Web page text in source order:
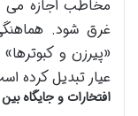
مخاطب اجازه می
غرق شود.
«پیرزن و
عیار تبدیل کرده
افتخارات و جایگاه